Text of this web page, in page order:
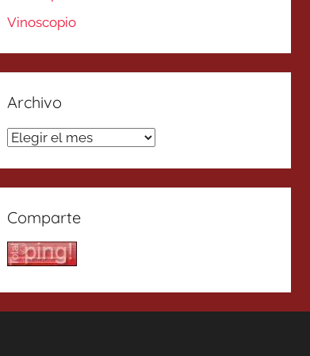
Vinoscopio
Archivo
Archivo
Comparte